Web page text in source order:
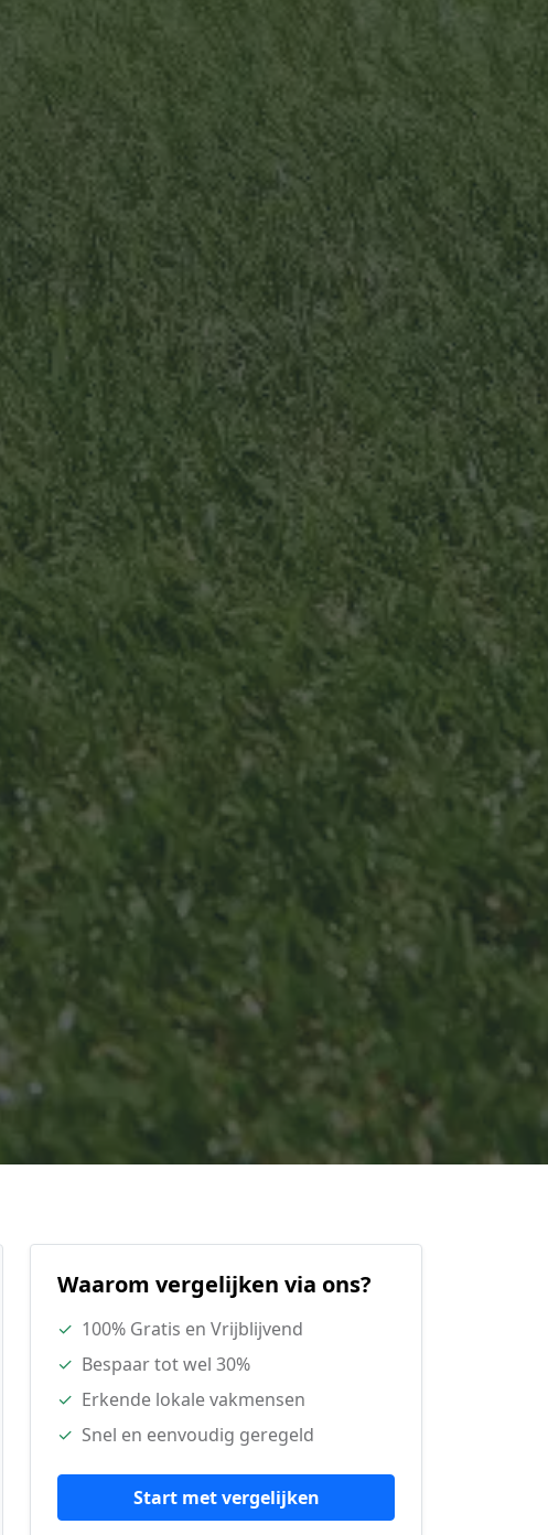
Waarom vergelijken via ons?
✓ 100% Gratis en Vrijblijvend
✓ Bespaar tot wel 30%
✓ Erkende lokale vakmensen
✓ Snel en eenvoudig geregeld
Start met vergelijken